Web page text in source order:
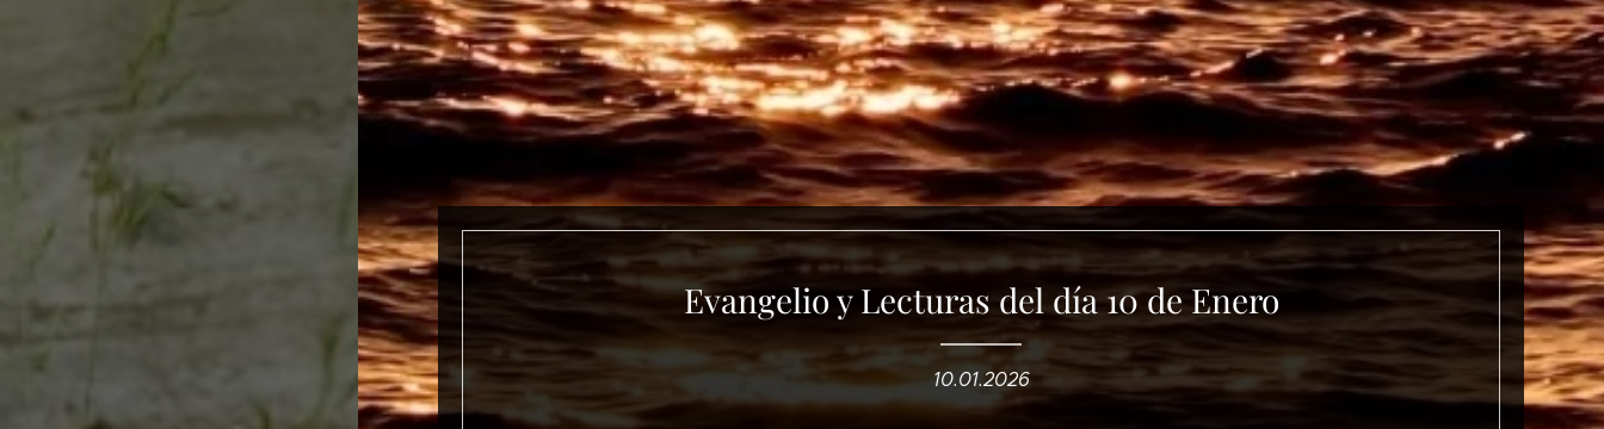
Evangelio y Lecturas del día 10 de Enero
10.01.2026